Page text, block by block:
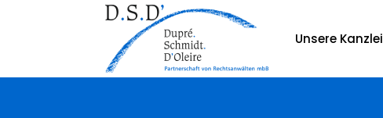
Unsere Kanzlei